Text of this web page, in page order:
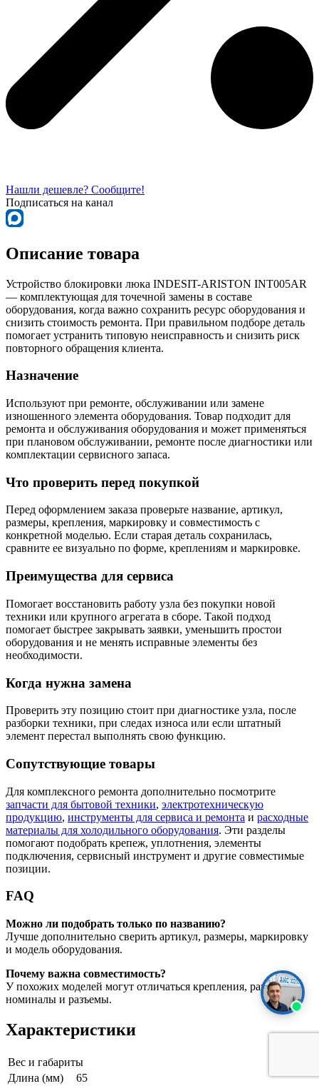
Нашли дешевле? Сообщите!
Подписаться на канал
Описание товара
Устройство блокировки люка INDESIT-ARISTON INT005AR
— комплектующая для точечной замены в составе
оборудования, когда важно сохранить ресурс оборудования и
снизить стоимость ремонта. При правильном подборе деталь
помогает устранить типовую неисправность и снизить риск
повторного обращения клиента.
Назначение
Используют при ремонте, обслуживании или замене
изношенного элемента оборудования. Товар подходит для
ремонта и обслуживания оборудования и может применяться
при плановом обслуживании, ремонте после диагностики или
комплектации сервисного запаса.
Что проверить перед покупкой
Перед оформлением заказа проверьте название, артикул,
размеры, крепления, маркировку и совместимость с
конкретной моделью. Если старая деталь сохранилась,
сравните ее визуально по форме, креплениям и маркировке.
Преимущества для сервиса
Помогает восстановить работу узла без покупки новой
техники или крупного агрегата в сборе. Такой подход
помогает быстрее закрывать заявки, уменьшить простои
оборудования и не менять исправные элементы без
необходимости.
Когда нужна замена
Проверить эту позицию стоит при диагностике узла, после
разборки техники, при следах износа или если штатный
элемент перестал выполнять свою функцию.
Сопутствующие товары
Для комплексного ремонта дополнительно посмотрите
запчасти для бытовой техники, электротехническую
продукцию, инструменты для сервиса и ремонта и расходные
материалы для холодильного оборудования. Эти разделы
помогают подобрать крепеж, уплотнения, элементы
подключения, сервисный инструмент и другие совместимые
позиции.
FAQ
Можно ли подобрать только по названию?
Лучше дополнительно сверить артикул, размеры, маркировку
и модель оборудования.
Почему важна совместимость?
У похожих моделей могут отличаться крепления, размеры,
номиналы и разъемы.
Характеристики
Вес и габариты
Длина (мм)
65